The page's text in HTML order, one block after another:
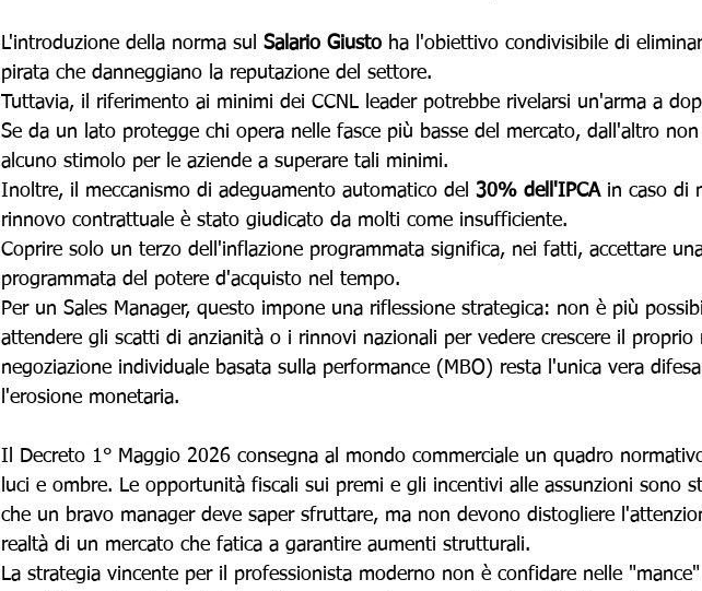
L'introduzione della norma sul Salario Giusto ha l'obiettivo condivisibile di
pirata che danneggiano la reputazione del settore.
Tuttavia, il riferimento ai minimi dei CCNL leader potrebbe rivelarsi un'arma a
Se da un lato protegge chi opera nelle fasce più basse del mercato, dall'altro
alcuno stimolo per le aziende a superare tali minimi.
Inoltre, il meccanismo di adeguamento automatico del 30% dell'IPCA in caso di
rinnovo contrattuale è stato giudicato da molti come insufficiente.
Coprire solo un terzo dell'inflazione programmata significa, nei fatti, accettare
programmata del potere d'acquisto nel tempo.
Per un Sales Manager, questo impone una riflessione strategica: non è più
attendere gli scatti di anzianità o i rinnovi nazionali per vedere crescere il proprio
negoziazione individuale basata sulla performance (MBO) resta l'unica vera
l'erosione monetaria.
Il Decreto 1° Maggio 2026 consegna al mondo commerciale un quadro
luci e ombre. Le opportunità fiscali sui premi e gli incentivi alle assunzioni sono
che un bravo manager deve saper sfruttare, ma non devono distogliere
realtà di un mercato che fatica a garantire aumenti strutturali.
La strategia vincente per il professionista moderno non è confidare nelle